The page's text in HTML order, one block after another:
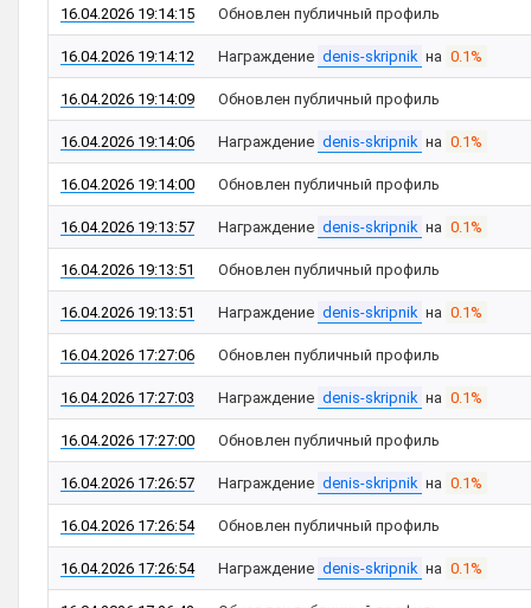
16.04.2026 19:14:15 Обновлен публичный профиль
16.04.2026 19:14:12 Награждение denis-skripnik на 0.1%
16.04.2026 19:14:09 Обновлен публичный профиль
16.04.2026 19:14:06 Награждение denis-skripnik на 0.1%
16.04.2026 19:14:00 Обновлен публичный профиль
16.04.2026 19:13:57 Награждение denis-skripnik на 0.1%
16.04.2026 19:13:51 Обновлен публичный профиль
16.04.2026 19:13:51 Награждение denis-skripnik на 0.1%
16.04.2026 17:27:06 Обновлен публичный профиль
16.04.2026 17:27:03 Награждение denis-skripnik на 0.1%
16.04.2026 17:27:00 Обновлен публичный профиль
16.04.2026 17:26:57 Награждение denis-skripnik на 0.1%
16.04.2026 17:26:54 Обновлен публичный профиль
16.04.2026 17:26:54 Награждение denis-skripnik на 0.1%